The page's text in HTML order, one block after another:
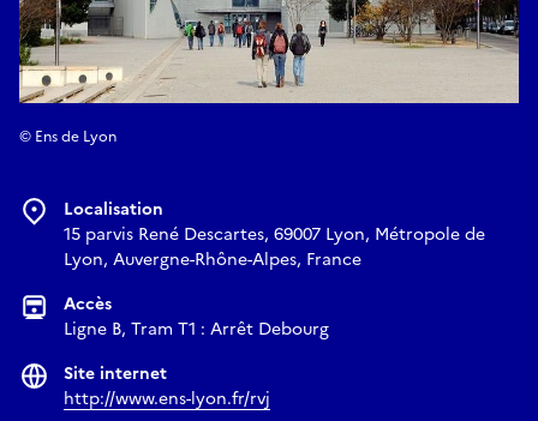
© Ens de Lyon
Localisation
15 parvis René Descartes, 69007 Lyon, Métropole de
Lyon, Auvergne-Rhône-Alpes, France
Accès
Ligne B, Tram T1 : Arrêt Debourg
Site internet
http://www.ens-lyon.fr/rvj